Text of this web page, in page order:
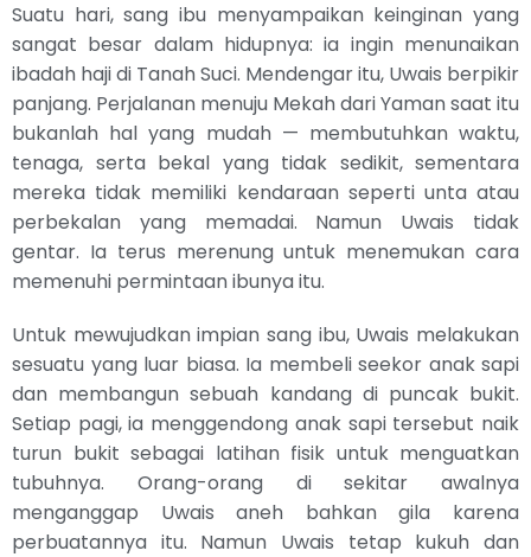
Suatu hari, sang ibu menyampaikan keinginan yang
sangat besar dalam hidupnya: ia ingin menunaikan
ibadah haji di Tanah Suci. Mendengar itu, Uwais berpikir
panjang. Perjalanan menuju Mekah dari Yaman saat itu
bukanlah hal yang mudah — membutuhkan waktu,
tenaga, serta bekal yang tidak sedikit, sementara
mereka tidak memiliki kendaraan seperti unta atau
perbekalan yang memadai. Namun Uwais tidak
gentar. Ia terus merenung untuk menemukan cara
memenuhi permintaan ibunya itu.
Untuk mewujudkan impian sang ibu, Uwais melakukan
sesuatu yang luar biasa. Ia membeli seekor anak sapi
dan membangun sebuah kandang di puncak bukit.
Setiap pagi, ia menggendong anak sapi tersebut naik
turun bukit sebagai latihan fisik untuk menguatkan
tubuhnya. Orang-orang di sekitar awalnya
menganggap Uwais aneh bahkan gila karena
perbuatannya itu. Namun Uwais tetap kukuh dan